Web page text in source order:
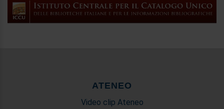
ATENEO
Video clip Ateneo